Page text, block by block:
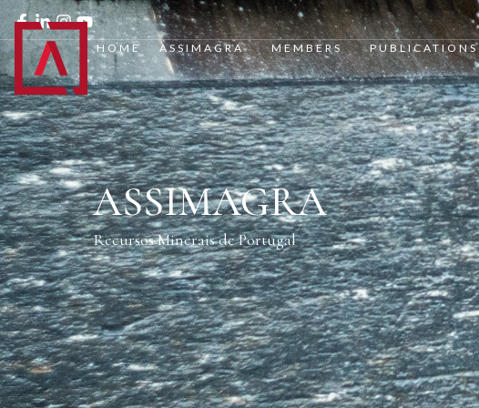
HOME ASSIMAGRA MEMBERS PUBLICATIONS
ASSIMAGRA
Recursos Minerais de Portugal